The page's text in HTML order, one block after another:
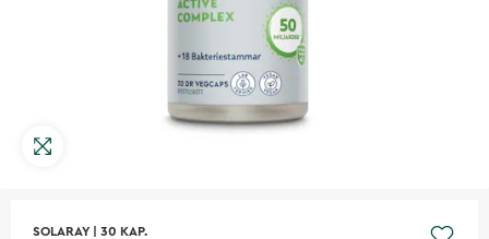
SOLARAY 30 KAP.